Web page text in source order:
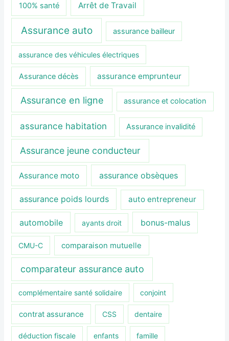
100% santé Arrêt de Travail
Assurance auto assurance bailleur
assurance des véhicules électriques
Assurance décès assurance emprunteur
Assurance en ligne assurance et colocation
assurance habitation Assurance invalidité
Assurance jeune conducteur
Assurance moto assurance obsèques
assurance poids lourds auto entrepreneur
automobile ayants droit bonus-malus
CMU-C comparaison mutuelle
comparateur assurance auto
complémentaire santé solidaire conjoint
contrat assurance CSS dentaire
déduction fiscale enfants famille